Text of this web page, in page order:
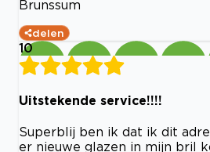
Brunssum
delen
10
Uitstekende service!!!!
Superblij ben ik dat ik dit
er nieuwe glazen in mijn bril